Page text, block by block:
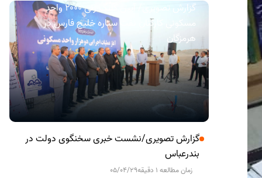
گزارش تصویری/ آیین کلنگ زنی ۲۰۰۰ واحد
مسکونی کارکنان نفت ستاره خلیج فارس در
هرمزگان
گزارش تصویری/نشست خبری سخنگوی دولت در
بندرعباس
زمان مطالعه 1 دقیقه 05/04/29